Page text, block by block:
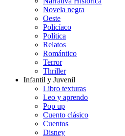
Novela negra
Oeste
Policíaco
Política
Relatos
Romántico
Terror
Thriller
Infantil y Juvenil
Libro texturas
Leo y aprendo
Pop up
Cuento clásico
Cuentos
Disney